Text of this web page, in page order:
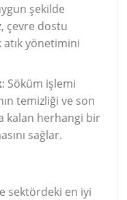
şekilde
çevre dostu
yönetimini
: Söküm işlemi
temizliği ve son
kalan herhangi bir
sağlar.
sektördeki en iyi